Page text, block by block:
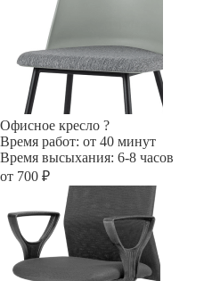
Офисное кресло ?
Время работ: от 40 минут
Время высыхания: 6-8 часов
от 700 ₽